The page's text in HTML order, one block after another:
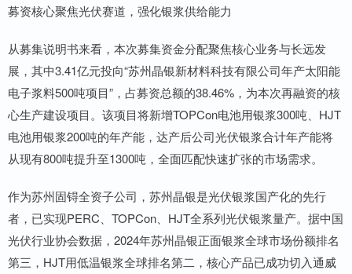
募资核心聚焦光伏赛道，强化银浆供给能力
从募集说明书来看，本次募集资金分配聚焦核心业务与长远发
展，其中3.41亿元投向“苏州晶银新材料科技有限公司年产太阳能
电子浆料500吨项目”，占募资总额的38.46%，为本次再融资的核
心生产建设项目。该项目将新增TOPCon电池用银浆300吨、HJT
电池用银浆200吨的年产能，达产后公司光伏银浆合计年产能将
从现有800吨提升至1300吨，全面匹配快速扩张的市场需求。
作为苏州固锝全资子公司，苏州晶银是光伏银浆国产化的先行
者，已实现PERC、TOPCon、HJT全系列光伏银浆量产。据中国
光伏行业协会数据，2024年苏州晶银正面银浆全球市场份额排名
第三，HJT用低温银浆全球排名第二，核心产品已成功切入通威